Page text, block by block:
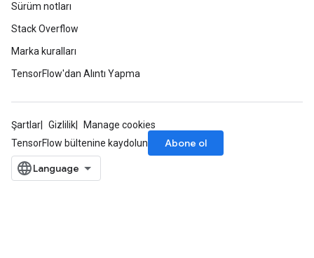
Sürüm notları
Stack Overflow
Marka kuralları
TensorFlow'dan Alıntı Yapma
Şartlar Gizlilik
Manage cookies
TensorFlow bültenine kaydolun
Abone ol